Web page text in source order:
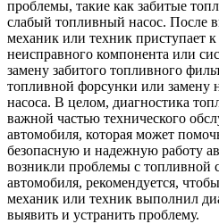
проблемы, такие как забитые
слабый топливный насос. После
механик или техник приступает
неисправного компонента или
замену забитого топливного
топливной форсунки или замену
насоса. В целом, диагностика
важной частью технического
автомобиля, которая может
безопасную и надежную работу
возникли проблемы с топливной
автомобиля, рекомендуется,
механик или техник выполнил
выявить и устранить проблему.